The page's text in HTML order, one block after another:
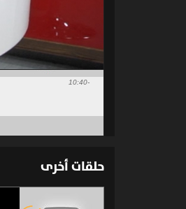
-10:40
حلقات أخرى